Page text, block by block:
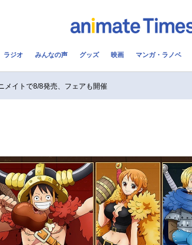
実写化映画一覧
男性声優/女性声優一覧
FOLLOW US
ラジオ みんなの声 グッズ 映画 マンガ・ラノベ
メイトで8/8発売、フェアも開催